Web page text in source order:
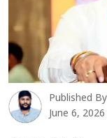
Published
June 6,